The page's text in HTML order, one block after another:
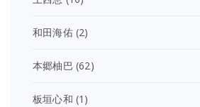
和田海佑(2)
本郷柚巴 (62)
板垣心和 (1)